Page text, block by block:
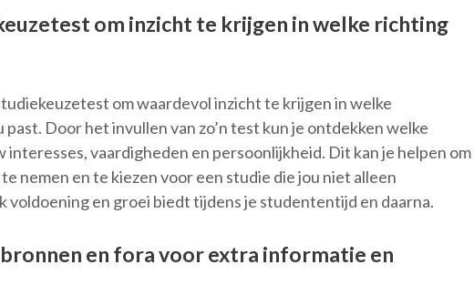
om inzicht te krijgen in welke richting
om waardevol inzicht te krijgen in welke
Door het invullen van zo’n test kun je ontdekken welke
interesses, vaardigheden en persoonlijkheid. Dit kan je helpen om
nemen en te kiezen voor een studie die jou niet alleen
voldoening en groei biedt tijdens je studententijd en daarna.
en fora voor extra informatie en